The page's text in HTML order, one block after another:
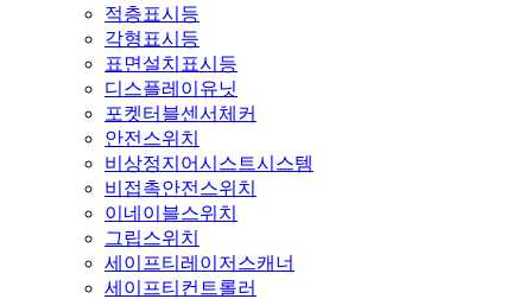
적층표시등
각형표시등
표면설치표시등
디스플레이유닛
포켓터블센서체커
안전스위치
비상정지어시스트시스템
비접촉안전스위치
이네이블스위치
그립스위치
세이프티레이저스캐너
세이프티컨트롤러